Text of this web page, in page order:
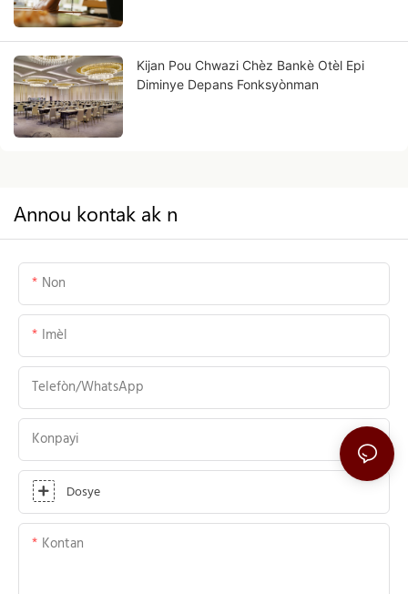
Kijan Pou Chwazi Chèz Bankè Otèl Epi
Diminye Depans Fonksyònman
Annou kontak ak n
Non
Imèl
Telefòn/WhatsApp
Konpayi
Dosye
Kontan